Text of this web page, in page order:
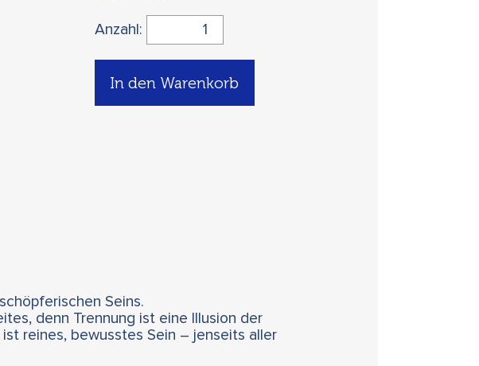
Anzahl:
In den Warenkorb
Seins.
denn Trennung ist eine Illusion der
reines, bewusstes Sein – jenseits aller